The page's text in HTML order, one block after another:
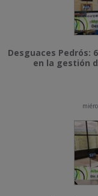
Desguaces Pedrós:
en la gestión